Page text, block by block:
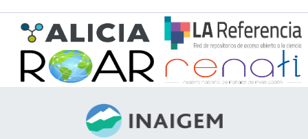
habita entre los 3400 y 4600 m s. n. m.,
forma rodales que sirven como refugio para
más de 80 especies de fauna, incluyendo
aves, mamíferos, reptiles y anfibios, además
destaca su papel ecológico al proveer
alimento, refugio y microhábitats, así como la